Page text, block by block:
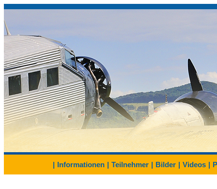
| Informationen | Teilnehmer | Bilder | Videos |